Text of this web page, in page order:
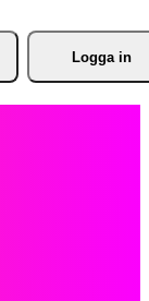
Logga in